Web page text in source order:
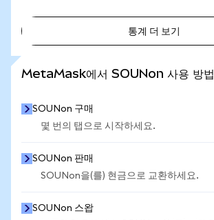
통계 더 보기
MetaMask에서 SOUNon 사용 방법
SOUNon 구매
몇 번의 탭으로 시작하세요.
SOUNon 판매
SOUNon을(를) 현금으로 교환하세요.
SOUNon 스왑